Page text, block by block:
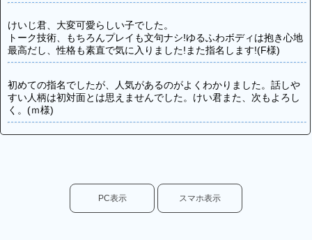
けいじ君、大変可愛らしい子でした。
トーク技術、もちろんプレイも文句ナシ!ゆるふわボディは抱き心地
最高だし、性格も素直で気に入りました!また指名します!(F様)
初めての指名でしたが、人気があるのがよくわかりました。話しや
すい人柄は初対面とは思えませんでした。けい君また、次もよろし
く。(ｍ様)
かなかったので次回は必ずリベンジします! 完全にけいじ君にハマ
PC表示 スマホ表示